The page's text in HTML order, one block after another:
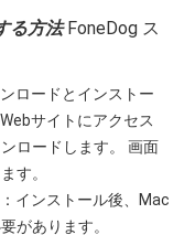
る方法FoneDog ス
ロードとインストー
サイトにアクセス
ロードします。 画面
す。
インストール後、Mac
があります。